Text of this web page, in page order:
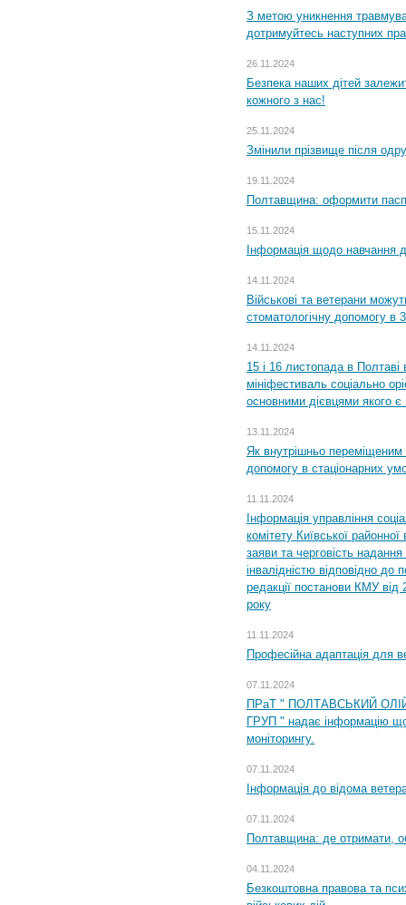
З метою уникнення
дотримуйтесь наступних
26.11.2024
Безпека наших дітей
кожного з нас!
25.11.2024
Змінили прізвище після
19.11.2024
Полтавщина: оформити
15.11.2024
Інформація щодо навчання
14.11.2024
Військові та ветерани
стоматологічну допомогу в
14.11.2024
15 і 16 листопада в
мініфестиваль соціально
основними дієвцями якого є
13.11.2024
Як внутрішньо переміщеним
допомогу в стаціонарних
11.11.2024
Інформація управління
комітету Київської
заяви та черговість надання
інвалідністю відповідно
редакції постанови КМУ
року
11.11.2024
Професійна адаптація для
07.11.2024
ПРаТ " ПОЛТАВСЬКИЙ
ГРУП " надає інформацію
моніторингу.
07.11.2024
Інформація до відома
07.11.2024
Полтавщина: де отримати,
04.11.2024
Безкоштовна правова та